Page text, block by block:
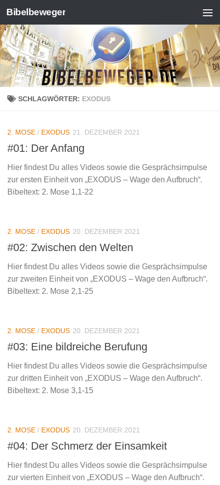
Zum Inhalt springen
Bibelbeweger
SCHLAGWÖRTER: EXODUS
2. MOSE / EXODUS 21. DEZEMBER 2021
#01: Der Anfang
Hier findest Du alles Videos sowie die Gesprächsimpulse
zur ersten Einheit von „EXODUS – Wage den Aufbruch“.
Bibeltext: 2. Mose 1,1-22
2. MOSE / EXODUS 20. DEZEMBER 2021
#02: Zwischen den Welten
Hier findest Du alles Videos sowie die Gesprächsimpulse
zur zweiten Einheit von „EXODUS – Wage den Aufbruch“.
Bibeltext: 2. Mose 2,1-25
2. MOSE / EXODUS 20. DEZEMBER 2021
#03: Eine bildreiche Berufung
Hier findest Du alles Videos sowie die Gesprächsimpulse
zur dritten Einheit von „EXODUS – Wage den Aufbruch“.
Bibeltext: 2. Mose 3,1-15
2. MOSE / EXODUS 20. DEZEMBER 2021
#04: Der Schmerz der Einsamkeit
Hier findest Du alles Videos sowie die Gesprächsimpulse
zur vierten Einheit von „EXODUS – Wage den Aufbruch“.